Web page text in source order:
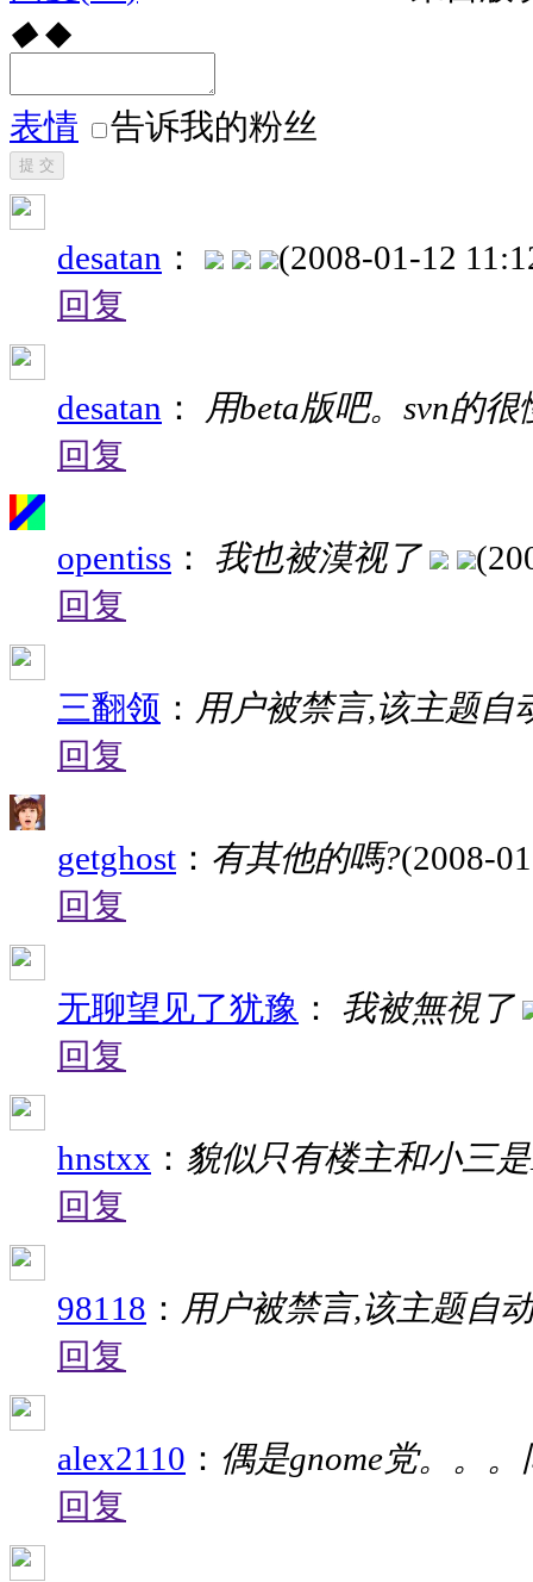
◆ ◆
表情 告诉我的粉丝
提 交
desatan ：
(2008-01-12
回复
desatan ：
用beta版吧。svn的很
回复
opentiss ： 我也被漠视了
回复
三翻领 ： 用户被禁言,该主题自
回复
getghost ： 有其他的嗎?(2008-
回复
无聊望见了犹豫 ：
我被無視了
回复
hnstxx ： 貌似只有楼主和小三
回复
98118 ： 用户被禁言,该主题自
回复
alex2110 ： 偶是gnome党。。
回复